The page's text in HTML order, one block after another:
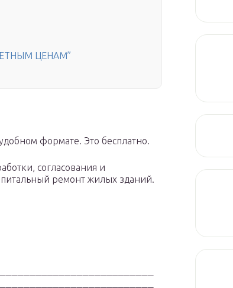
ЦЕНАМ”
формате. Это бесплатно.
согласования и
ремонт жилых зданий.